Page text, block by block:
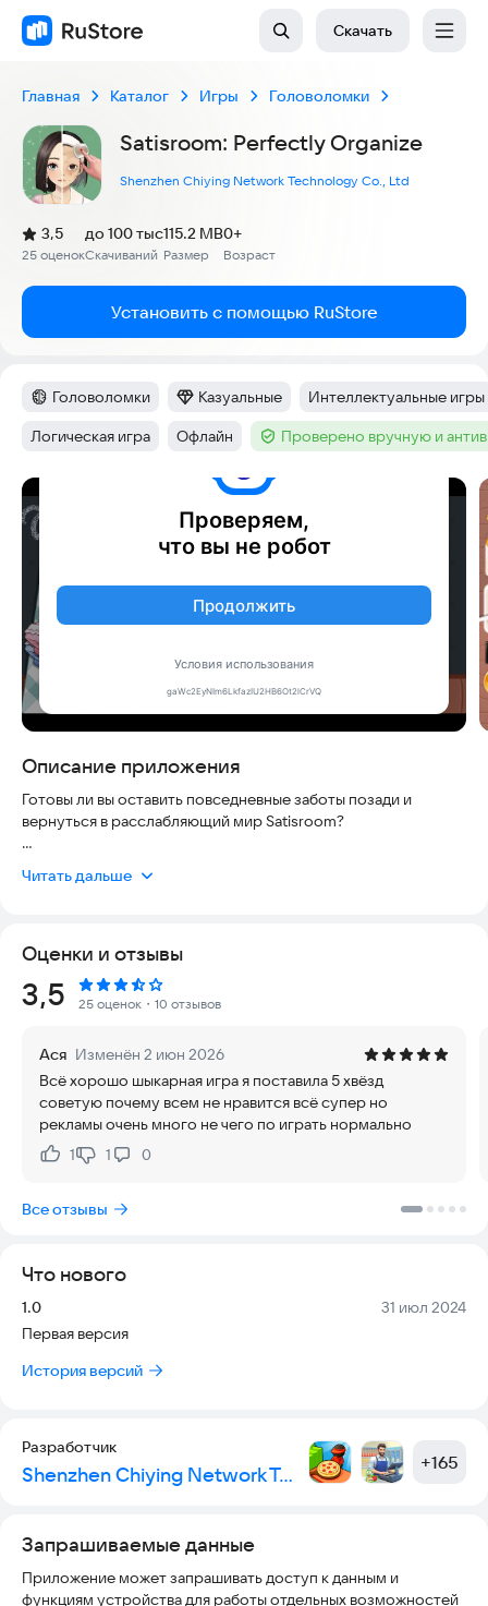
Скачать
Главная Каталог Игры Головоломки
Satisroom: Perfectly Organize
Shenzhen Chiying Network Technology Co., Ltd
Рейтинг:
3,5
(
25 оценок
)
Скачиваний
до 100 тыс
Размер
115.2 MB
Возраст
0+
Установить с помощью RuStore
Категория:
Головоломки Категория:
Казуальные Тег:
Интеллектуальные игры
Тег :
Логическая игра Тег:
Офлайн Тег :Проверено вручную и
Скриншоты
Описание приложения
Готовы ли вы оставить повседневные заботы позади и
вернуться в расслабляющий мир Satisroom?
расслабиться, сортируя, наполняя и чистя, превращая хаос в
Организовав комнаты, упаковав вещи и все расставив так, вы
стресс. Каждая мини-игра позволит вам получить
удовольствие от того, что все находится на своем месте, и
Особенность:
- Мини-игры на разнообразные темы: макияж, уборка,
расстановка мебели, приготовление пищи.
- Расслабляющая музыка и звуки ASMR, успокаивающее
ощущение
- Постоянно разблокируйте и обновляйте уровни для
Расслабьте свой разум, испытывая успокаивающее
удовлетворение от наведения порядка и уборки. Satisroom:
разум!
Контактный адрес электронной почты:
Читать дальше
Оценки и отзывы
Рейтинг:
3,5 25 оценок ・10 отзывов
Ася Изменён 2 июн 2026
Всё хорошо шыкарная игра я поставила 5 хвёзд
советую почему всем не нравится всё супер но
рекламы очень много не чего по играть нормально
Нравится:
1Не нравится:
1 0
Все отзывы
Что нового
Версия:
1.0 Дата:
31 июл 2024
Первая версия
История версий
Разработчик
Shenzhen Chiying Network Technology Co., Ltd +165
Запрашиваемые данные
Приложение может запрашивать доступ к данным и
функциям устройства для работы отдельных возможностей